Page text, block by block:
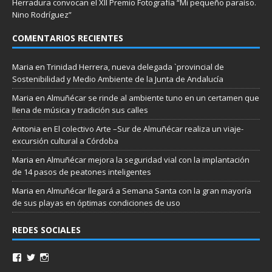
Herradura convocan el XII Premio Fotografía “Mi pequeño paraíso.
Nino Rodríguez”
COMENTARIOS RECIENTES
Maria en Trinidad Herrera, nueva delegada `provincial de
Sostenibilidad y Medio Ambiente de la Junta de Andalucía
Maria en Almuñécar se rinde al ambiente tuno en un certamen que
llena de música y tradición sus calles
Antonia en El colectivo Arte –Sur de Almuñécar realiza un viaje-
excursión cultural a Córdoba
Maria en Almuñécar mejora la seguridad vial con la implantación
de 14 pasos de peatones inteligentes
Maria en Almuñécar llegará a Semana Santa con la gran mayoría
de sus playas en óptimas condiciones de uso
REDES SOCIALES